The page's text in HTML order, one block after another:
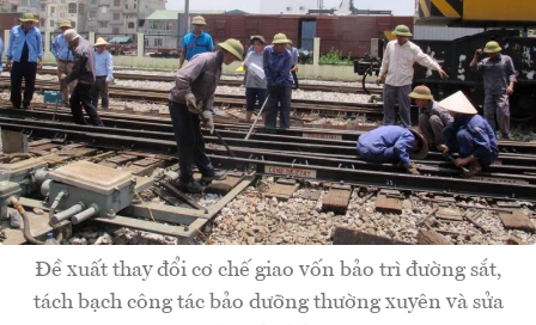
Đề xuất thay đổi cơ chế giao vốn bảo trì đường sắt,
tách bạch công tác bảo dưỡng thường xuyên và sửa